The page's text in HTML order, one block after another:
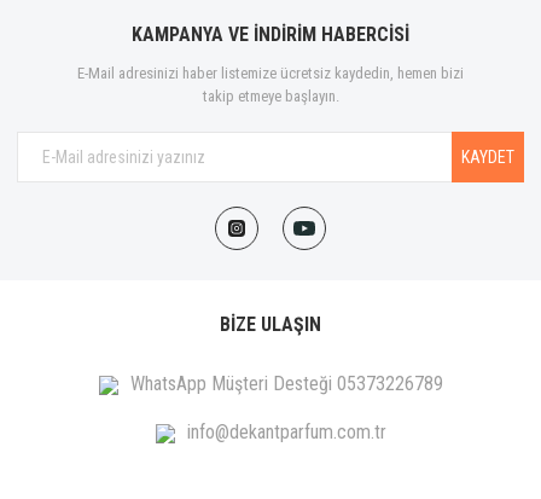
KAMPANYA VE İNDİRİM HABERCİSİ
E-Mail adresinizi haber listemize ücretsiz kaydedin, hemen bizi
takip etmeye başlayın.
KAYDET
BİZE ULAŞIN
WhatsApp Müşteri Desteği 05373226789
info@dekantparfum.com.tr